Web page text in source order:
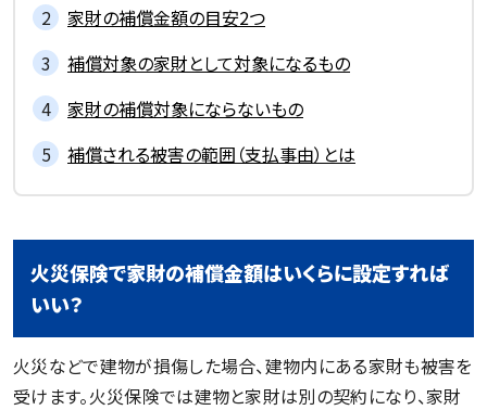
家財の補償金額の目安2つ
補償対象の家財として対象になるもの
家財の補償対象にならないもの
補償される被害の範囲（支払事由）とは
火災保険で家財の補償金額はいくらに設定すれば
いい？
火災などで建物が損傷した場合、建物内にある家財も被害を
受けます。火災保険では建物と家財は別の契約になり、家財